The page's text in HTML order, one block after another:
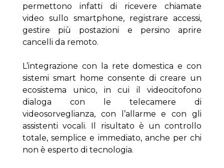
permettono infatti di ricevere chiamate
video sullo smartphone, registrare accessi,
gestire più postazioni e persino aprire
cancelli da remoto.
L’integrazione con la rete domestica e con
sistemi smart home consente di creare un
ecosistema unico, in cui il videocitofono
dialoga con le telecamere di
videosorveglianza, con l’allarme e con gli
assistenti vocali. Il risultato è un controllo
totale, semplice e immediato, anche per chi
non è esperto di tecnologia.